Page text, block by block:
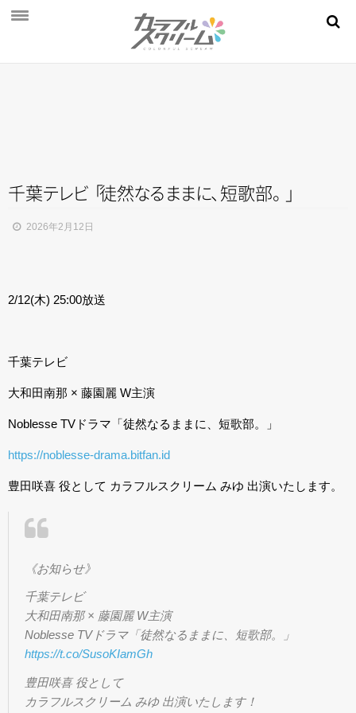
MOVIE
AUDITION
千葉テレビ「徒然なる ままに、 短歌部。 」
2026年2月12日
2/12(木) 25:00放送
千葉テレビ
大和田南那 × 藤園麗 W主演
Noblesse TVドラマ「徒然なるままに、短歌部。」
https://noblesse-drama.bitfan.id
豊田咲喜 役として カラフルスクリーム みゆ 出演いたします。
《お知らせ》
千葉テレビ
大和田南那 × 藤園麗 W主演
Noblesse TVドラマ「徒然なるままに、短歌部。」
https://t.co/SusoKIamGh
豊田咲喜 役として
カラフルスクリーム みゆ 出演いたします！